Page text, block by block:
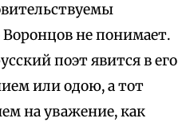
не понимает.
поэт явится в его
или одою, а тот
на уважение, как